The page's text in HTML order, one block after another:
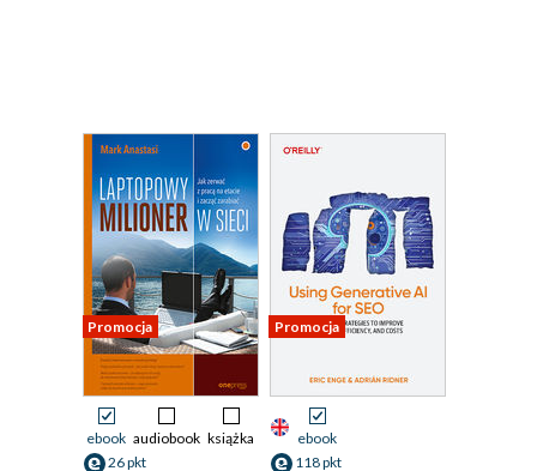
Promocja
ebook audiobook książka
26 pkt
Promocja
ebook
118 pkt